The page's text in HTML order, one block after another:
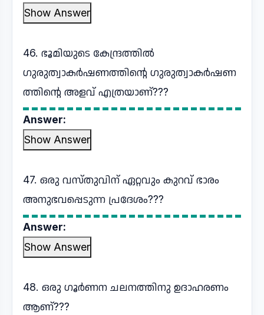
Show Answer
46. ഭൂമിയുടെ കേന്ദ്രത്തിൽ
ഗുരുത്വാകർഷണത്തിന്റെ ഗുരുത്വാകർഷണ
ത്തിന്റെ അളവ് എത്രയാണ്???
Answer:
Show Answer
47. ഒരു വസ്തുവിന് ഏറ്റവും കുറവ് ഭാരം
അനുഭവപ്പെടുന്ന പ്രദേശം???
Answer:
Show Answer
48. ഒരു ഗൂർണന ചലനത്തിനു ഉദാഹരണം
ആണ്???